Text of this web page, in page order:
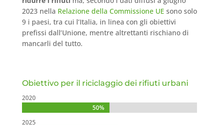
2023 nella Relazione della Commissione UE sono solo
9 i paesi, tra cui l’Italia, in linea con gli obiettivi
prefissi dall’Unione, mentre altrettanti rischiano di
mancarli del tutto.
Obiettivo per il riciclaggio dei rifiuti urbani
2020
50%
50%
2025